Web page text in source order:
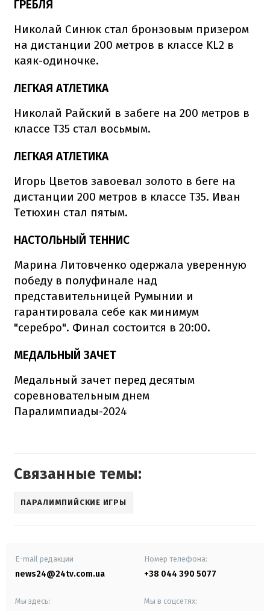
ГРЕБЛЯ
Николай Синюк стал бронзовым призером
на дистанции 200 метров в классе KL2 в
каяк-одиночке.
ЛЕГКАЯ АТЛЕТИКА
Николай Райский в забеге на 200 метров в
классе Т35 стал восьмым.
ЛЕГКАЯ АТЛЕТИКА
Игорь Цветов завоевал золото в беге на
дистанции 200 метров в классе Т35. Иван
Тетюхин стал пятым.
НАСТОЛЬНЫЙ ТЕННИС
Марина Литовченко одержала уверенную
победу в полуфинале над
представительницей Румынии и
гарантировала себе как минимум
"серебро". Финал состоится в 20:00.
МЕДАЛЬНЫЙ ЗАЧЕТ
Медальный зачет перед десятым
соревновательным днем
Паралимпиады-2024
Связанные темы:
ПАРАЛИМПИЙСКИЕ ИГРЫ
E-mail редакции
news24@24tv.com.ua
Номер телефона:
+38 044 390 5077
Мы здесь: Мы в соцсетях: